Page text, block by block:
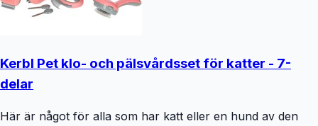
Kerbl Pet klo- och pälsvårdsset för katter - 7-
delar
Här är något för alla som har katt eller en hund av den